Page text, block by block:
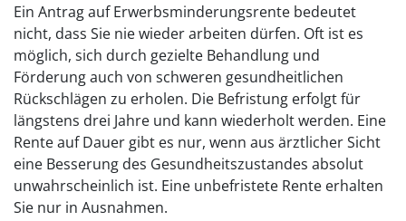
Ein Antrag auf Erwerbsminderungsrente bedeutet
nicht, dass Sie nie wieder arbeiten dürfen. Oft ist es
möglich, sich durch gezielte Behandlung und
Förderung auch von schweren gesundheitlichen
Rückschlägen zu erholen. Die Befristung erfolgt für
längstens drei Jahre und kann wiederholt werden. Eine
Rente auf Dauer gibt es nur, wenn aus ärztlicher Sicht
eine Besserung des Gesundheitszustandes absolut
unwahrscheinlich ist. Eine unbefristete Rente erhalten
Sie nur in Ausnahmen.